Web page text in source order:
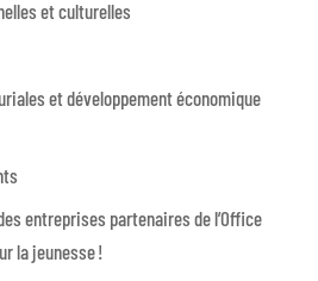
et culturelles
et développement économique
entreprises partenaires de l’Office
la jeunesse !